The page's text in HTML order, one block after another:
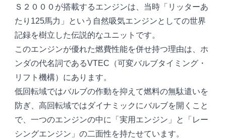
Ｓ２０００が搭載するエンジンは、当時「リッターあ
たり125馬力」という自然吸気エンジンとしての世界
記録を樹立した伝説的なユニットです。
このエンジンが優れた燃費性能を併せ持つ理由は、ホ
ンダの代名詞であるVTEC（可変バルブタイミング・
リフト機構）にあります。
低回転域ではバルブの作動を抑えて燃料の無駄遣いを
防ぎ、高回転域ではダイナミックにバルブを開くこと
で、一つのエンジンの中に「実用エンジン」と「レー
シングエンジン」の二面性を持たせています。